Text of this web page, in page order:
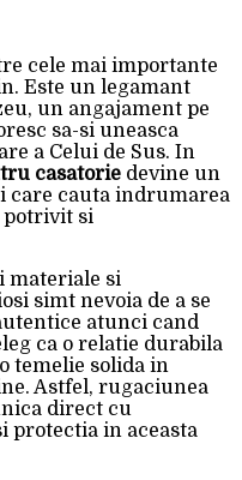
cele mai importante
Este un legamant
un angajament pe
sa-si uneasca
a Celui de Sus. In
casatorie devine un
care cauta indrumarea
potrivit si
materiale si
simt nevoia de a se
atunci cand
ca o relatie durabila
temelie solida in
Astfel, rugaciunea
direct cu
protectia in aceasta